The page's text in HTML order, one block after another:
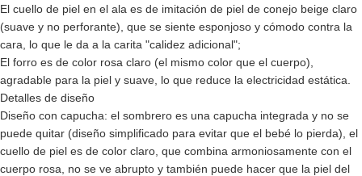
El cuello de piel en el ala es de imitación de piel de conejo beige claro
(suave y no perforante), que se siente esponjoso y cómodo contra la
cara, lo que le da a la carita "calidez adicional";
El forro es de color rosa claro (el mismo color que el cuerpo),
agradable para la piel y suave, lo que reduce la electricidad estática.
Detalles de diseño
Diseño con capucha: el sombrero es una capucha integrada y no se
puede quitar (diseño simplificado para evitar que el bebé lo pierda), el
cuello de piel es de color claro, que combina armoniosamente con el
cuerpo rosa, no se ve abrupto y también puede hacer que la piel del